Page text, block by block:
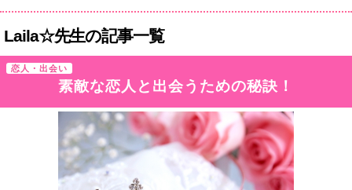
Laila☆先生の記事一覧
恋人・出会い
素敵な恋人と出会うための秘訣！